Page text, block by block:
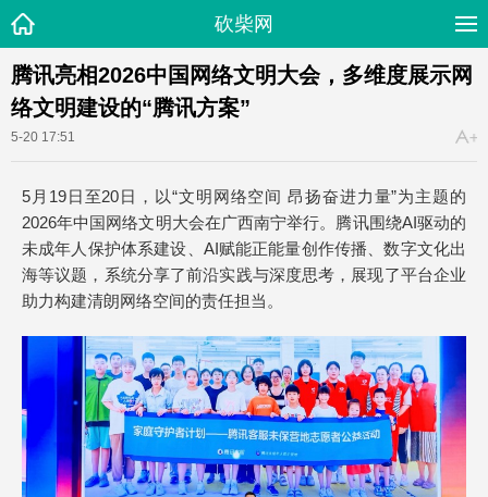
砍柴网
腾讯亮相2026中国网络文明大会，多维度展示网
络文明建设的“腾讯方案”
5-20 17:51
5月19日至20日，以“文明网络空间 昂扬奋进力量”为主题的
2026年中国网络文明大会在广西南宁举行。腾讯围绕AI驱动的
未成年人保护体系建设、AI赋能正能量创作传播、数字文化出
海等议题，系统分享了前沿实践与深度思考，展现了平台企业
助力构建清朗网络空间的责任担当。